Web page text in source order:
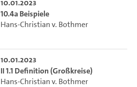
10.01.2023
10.4a Beispiele
Hans-Christian v. Bothmer
10.01.2023
II 1.1 Definition (Großkreise)
Hans-Christian v. Bothmer